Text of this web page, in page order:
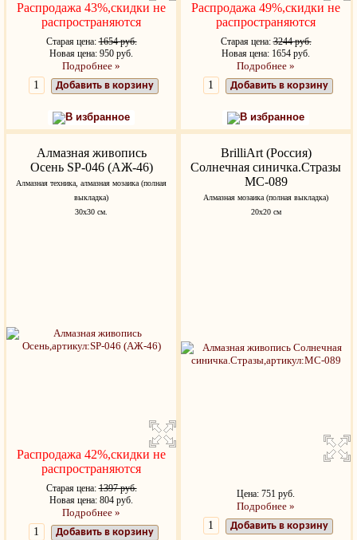
Распродажа 43%,скидки не
распространяются
Старая цена:1654 руб.
Новая цена: 950 руб.
Подробнее »
Добавить в корзину
В избранное
Распродажа 49%,скидки не
распространяются
Старая цена:3244 руб.
Новая цена: 1654 руб.
Подробнее »
Добавить в корзину
В избранное
Алмазная живопись
Осень SP-046 (АЖ-46)
Алмазная техника, алмазная мозаика (полная
выкладка)
30х30 см.
Распродажа 42%,скидки не
распространяются
Старая цена:1397 руб.
Новая цена: 804 руб.
Подробнее »
Добавить в корзину
BrilliArt (Россия)
Солнечная синичка.Стразы
МС-089
Алмазная мозаика (полная выкладка)
20х20 см
Цена: 751 руб.
Подробнее »
Добавить в корзину